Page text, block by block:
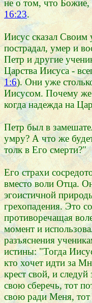
не о том, что Божие,
16:23.
Иисус сказал
пострадал, умер и
Петр и другие
Царства Иисуса -
1:6). Они уже
Иисусом. Почему же
когда надежда на
Петр был в
умру? А что же
толк в Его смерти?"
Его страхи
вместо воли Отца.
эгоистичной
грехопадения. Это
противоречащая
момент и
разъяснения
истины: "Тогда
кто хочет идти за
крест свой, и
свою сберечь, тот
свою ради Меня, тот